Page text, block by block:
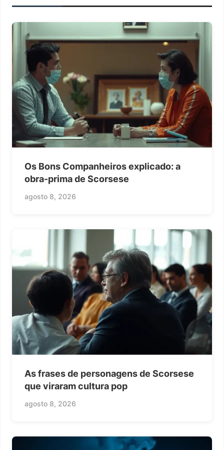
Os Bons Companheiros explicado: a
obra-prima de Scorsese
agosto 8, 2026
As frases de personagens de Scorsese
que viraram cultura pop
agosto 8, 2026